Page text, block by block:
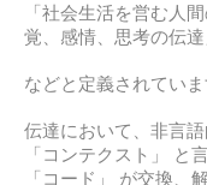
「社会生活を営む人
覚、感情、思考の伝達
などと定義されていま
伝達において、非言
「コンテクスト」 と
「コード」 が交換、